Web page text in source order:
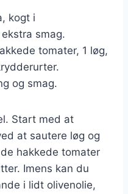
kogt i
smag.
tomater, 1 løg,
og smag.
Start med at
at sautere løg og
hakkede tomater
Imens kan du
i lidt olivenolie,